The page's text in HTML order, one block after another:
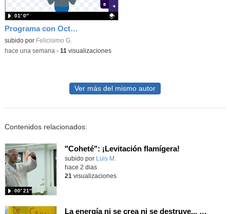
Programa con OctoStudio, un juego homenajeando al House of the dead con Zombies
Contenido educativo.
subido por Felicisimo G.
01′ 0″
-hace una semana - 11 visualizaciones
Ver más del mismo autor
Contenidos relacionados:
"Coheté": ¡Levitación flamígera!
Contenido educativo.
subido por Luis M.
00′ 21″
hace 2 dias
21 visualizaciones
La energía ni se crea ni se destruye... ¡se experimenta! El Tierno en la Feria Madrid es Ciencia 2026